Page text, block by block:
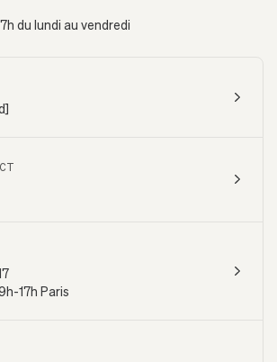
du lundi au vendredi
17h Paris